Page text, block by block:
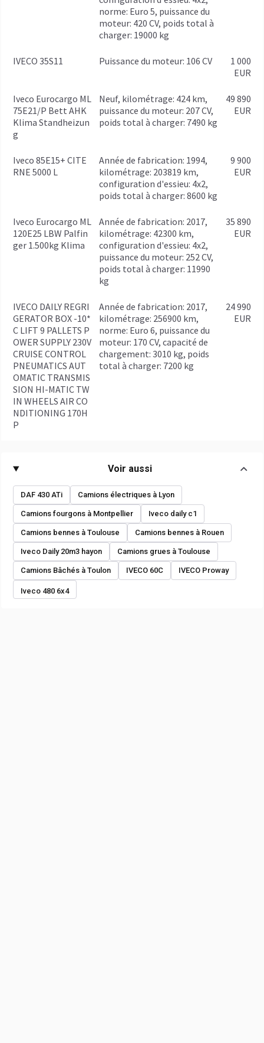
norme: Euro 5, puissance du
moteur: 420 CV, poids total à
charger: 19000 kg
IVECO 35S11 puissance du moteur: 106 CV
1 000
EUR
Iveco Eurocargo ML
75E21/P Bett AHK
Klima Standheizun
g
Neuf, kilométrage: 424 km,
puissance du moteur: 207 CV,
poids total à charger: 7490 kg
49 890
EUR
Iveco 85E15+ CITE
RNE 5000 L
année de fabrication: 1994,
kilométrage: 203819 km,
configuration d'essieu: 4x2,
poids total à charger: 8600 kg
9 900
EUR
Iveco Eurocargo ML
120E25 LBW Palfin
ger 1.500kg Klima
année de fabrication: 2017,
kilométrage: 42300 km,
configuration d'essieu: 4x2,
puissance du moteur: 252 CV,
poids total à charger: 11990
kg
35 890
EUR
IVECO DAILY REGRI
GERATOR BOX -10*
C LIFT 9 PALLETS P
OWER SUPPLY 230V
CRUISE CONTROL
PNEUMATICS AUT
OMATIC TRANSMIS
SION HI-MATIC TW
IN WHEELS AIR CO
NDITIONING 170H
P
année de fabrication: 2017,
kilométrage: 256900 km,
norme: Euro 6, puissance du
moteur: 170 CV, capacité de
chargement: 3010 kg, poids
total à charger: 7200 kg
24 990
EUR
Voir aussi
DAF 430 ATi Camions électriques à Lyon
Camions fourgons à Montpellier Iveco daily c1
Camions bennes à Toulouse Camions bennes à Rouen
Iveco Daily 20m3 hayon Camions grues à Toulouse
Camions Bâchés à Toulon IVECO 60C IVECO Proway
Iveco 480 6x4